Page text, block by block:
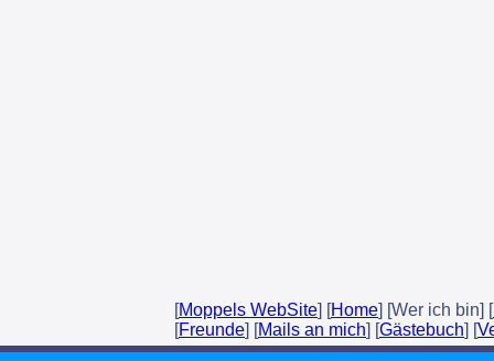
[Moppels WebSite] [Home] [Wer ich bin] [
[Freunde] [Mails an mich] [Gästebuch] [